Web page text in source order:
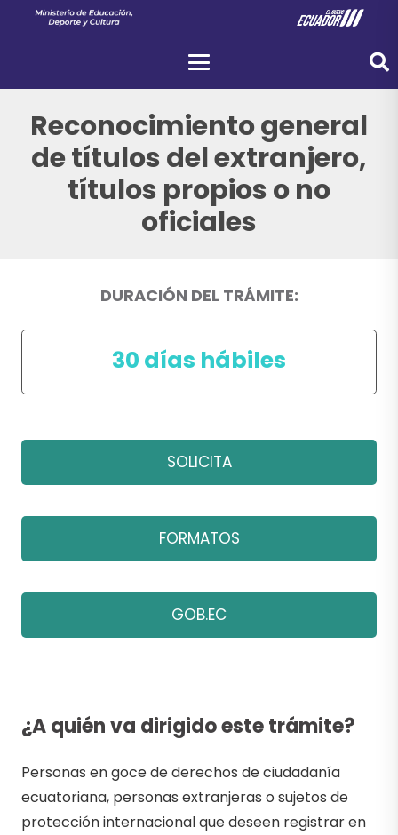
Reconocimiento general
de títulos del extranjero,
títulos propios o no
oficiales
DURACIÓN DEL TRÁMITE:
30 días hábiles
SOLICITA
FORMATOS
GOB.EC
¿A quién va dirigido este trámite?
Personas en goce de derechos de ciudadanía
ecuatoriana, personas extranjeras o sujetos de
protección internacional que deseen registrar en